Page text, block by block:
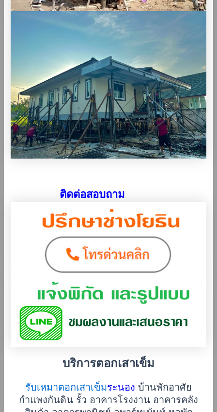
ติดต่อสอบถาม
บริการตอกเสาเข็ม
รับเหมาตอกเสาเข็มระนอง บ้านพักอาศัย
กำแพงกันดิน รั้ว อาคารโรงงาน อาคารคลัง